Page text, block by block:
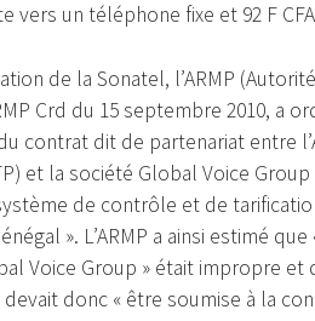
vers un téléphone fixe et 92 F
de la Sonatel, l’ARMP
Crd du 15 septembre 2010, a
contrat dit de partenariat entre
et la société Global Voice
de contrôle et de
». L’ARMP a ainsi estimé
Voice Group » était impropre et
devait donc « être soumise à la